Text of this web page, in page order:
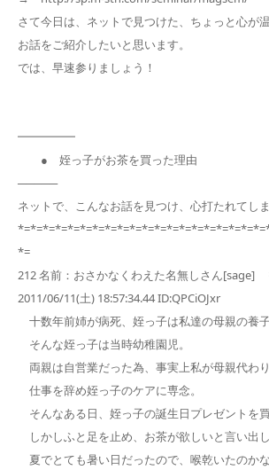
さて今日は、ネットで見つけた、ちょっと心が
お話をご紹介したいと思います。
では、早速参りましょう！
━━━━━
● 姪っ子がお茶を買った理由
─────
ネットで、こんなお話を見つけ、心打たれてしま
*=
212 名前：おさかなくわえた名無しさん[sage]
2011/06/11(土) 18:57:34.44 ID:QPCiOJxr
十数年前姉が病死、姪っ子は私達の母親の養子
そんな姪っ子は当時幼稚園児。
両親は自営業だった為、事実上私が母親代わり
仕事を辞め姪っ子のケアに専念。
そんなある日、姪っ子の誕生日プレゼントを買
しかしふと足を止め、お茶が欲しいと言い出し
夏でとても暑い日だったので、喉乾いたのか